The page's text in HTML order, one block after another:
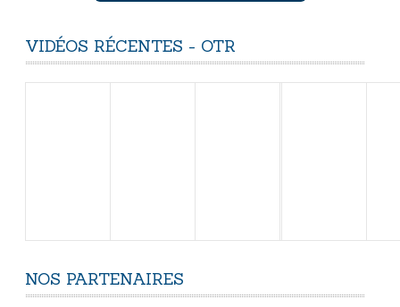
VIDÉOS RÉCENTES - OTR
NOS PARTENAIRES